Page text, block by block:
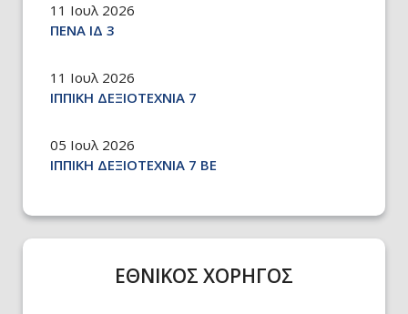
11 Ιουλ 2026
ΠΕΝΑ ΙΔ 3
11 Ιουλ 2026
ΙΠΠΙΚΗ ΔΕΞΙΟΤΕΧΝΙΑ 7
05 Ιουλ 2026
ΙΠΠΙΚΗ ΔΕΞΙΟΤΕΧΝΙΑ 7 ΒΕ
ΕΘΝΙΚΟΣ ΧΟΡΗΓΟΣ